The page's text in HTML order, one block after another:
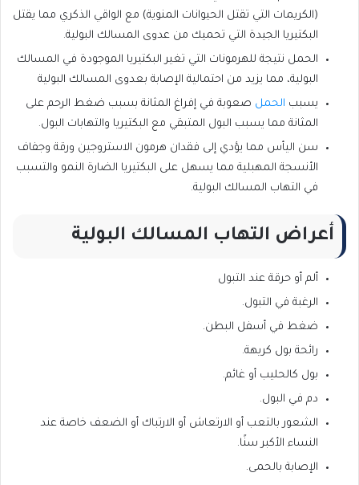
(الكريمات التي تقتل الحيوانات المنوية) مع الواقي الذكري مما يقتل
البكتيريا الجيدة التي تحميك من عدوى المسالك البولية.
الحمل نتيجة للهرمونات التي تغير البكتيريا الموجودة في المسالك
البولية، مما يزيد من احتمالية الإصابة بعدوى المسالك البولية
يسبب الحمل صعوبة في إفراغ المثانة بسبب ضغط الرحم على
المثانة مما يسبب البول المتبقي مع البكتيريا والتهابات البول.
سن اليأس مما يؤدي إلى فقدان هرمون الاستروجين ورقة وجفاف
الأنسجة المهبلية مما يسهل على البكتيريا الضارة النمو والتسبب
في التهاب المسالك البولية.
أعراض التهاب المسالك البولية
ألم أو حرقة عند التبول
الرغبة في التبول.
ضغط في أسفل البطن.
رائحة بول كريهة.
بول كالحليب أو غائم.
دم في البول.
الشعور بالتعب أو الارتعاش أو الارتباك أو الضعف خاصة عند
النساء الأكبر سنًا.
الإصابة بالحمى.